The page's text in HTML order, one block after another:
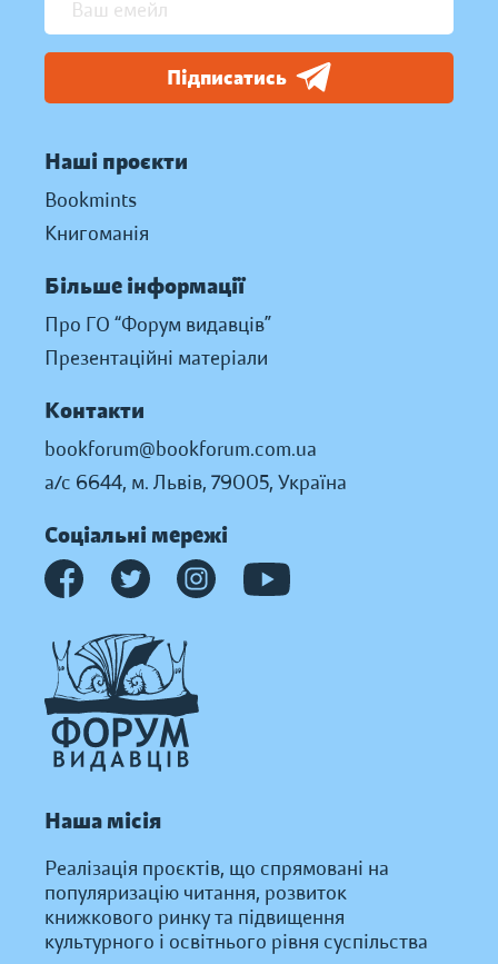
Підписатись
Наші проєкти
Bookmints
Книгоманія
Більше інформації
Про ГО “Форум видавців”
Презентаційні матеріали
Контакти
bookforum@bookforum.com.ua
а/с 6644, м. Львів, 79005, Україна
Соціальні мережі
Наша місія
Реалізація проєктів, що спрямовані на
популяризацію читання, розвиток
книжкового ринку та підвищення
культурного і освітнього рівня суспільства